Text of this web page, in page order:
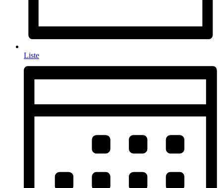
Liste